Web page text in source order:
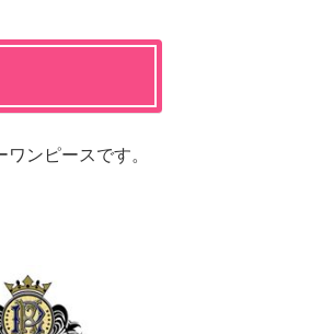
ンピースです。